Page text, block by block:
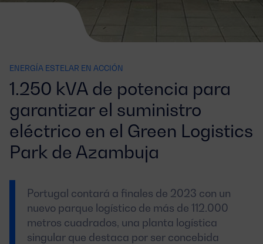
ENERGÍA ESTELAR EN ACCIÓN
1.250 kVA de potencia para
garantizar el suministro
eléctrico en el Green Logistics
Park de Azambuja
Portugal contará a finales de 2023 con un
nuevo parque logístico de más de 112.000
metros cuadrados, una planta logística
singular que destaca por ser concebida